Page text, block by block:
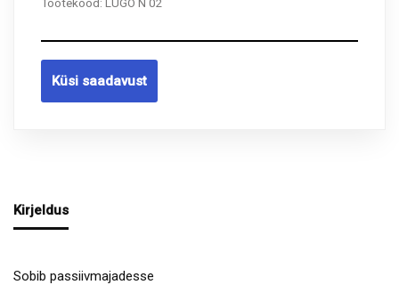
Küsi saadavust
Kirjeldus
Sobib passiivmajadesse